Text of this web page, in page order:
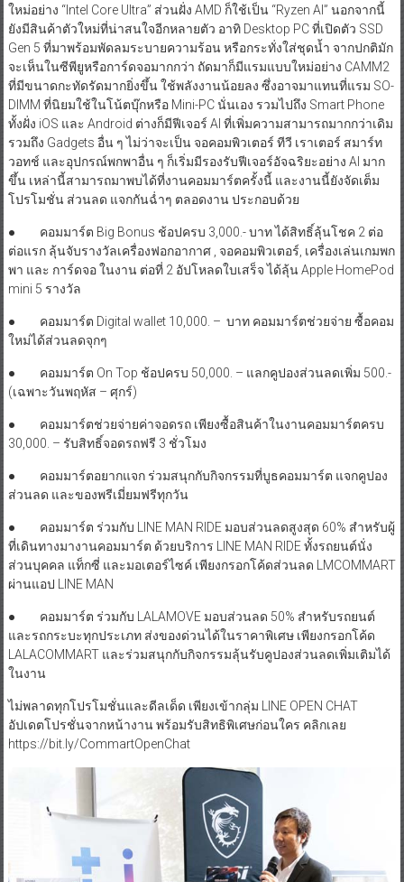
ใหม่อย่าง “Intel Core Ultra” ส่วนฝั่ง AMD ก็ใช้เป็น “Ryzen AI” นอกจากนี้
ยังมีสินค้าตัวใหม่ที่น่าสนใจอีกหลายตัว อาทิ Desktop PC ที่เปิดตัว SSD
Gen 5 ที่มาพร้อมพัดลมระบายความร้อน หรือกระทั่งใส่ชุดน้ำ จากปกติมัก
จะเห็นในซีพียูหรือการ์ดจอมากกว่า ถัดมาก็มีแรมแบบใหม่อย่าง CAMM2
ที่มีขนาดกะทัดรัดมากยิ่งขึ้น ใช้พลังงานน้อยลง ซึ่งอาจมาแทนที่แรม SO-
DIMM ที่นิยมใช้ในโน้ตบุ๊กหรือ Mini-PC นั่นเอง รวมไปถึง Smart Phone
ทั้งฝั่ง iOS และ Android ต่างก็มีฟีเจอร์ AI ที่เพิ่มความสามารถมากกว่าเดิม
รวมถึง Gadgets อื่น ๆ ไม่ว่าจะเป็น จอคอมพิวเตอร์ ทีวี เราเตอร์ สมาร์ท
วอทช์ และอุปกรณ์พกพาอื่น ๆ ก็เริ่มมีรองรับฟีเจอร์อัจฉริยะอย่าง AI มาก
ขึ้น เหล่านี้สามารถมาพบได้ที่งานคอมมาร์ตครั้งนี้ และงานนี้ยังจัดเต็ม
โปรโมชั่น ส่วนลด แจกกันฉ่ำๆ ตลอดงาน ประกอบด้วย
● คอมมาร์ต Big Bonus ช้อปครบ 3,000.- บาท ได้สิทธิ์ลุ้นโชค 2 ต่อ
ต่อแรก ลุ้นจับรางวัลเครื่องฟอกอากาศ , จอคอมพิวเตอร์, เครื่องเล่นเกมพก
พา และ การ์ดจอ ในงาน ต่อที่ 2 อัปโหลดใบเสร็จ ได้ลุ้น Apple HomePod
mini 5 รางวัล
● คอมมาร์ต Digital wallet 10,000. – บาท คอมมาร์ตช่วยจ่าย ซื้อคอม
ใหม่ได้ส่วนลดจุกๆ
● คอมมาร์ต On Top ช้อปครบ 50,000. – แลกคูปองส่วนลดเพิ่ม 500.-
(เฉพาะวันพฤหัส – ศุกร์)
● คอมมาร์ตช่วยจ่ายค่าจอดรถ เพียงซื้อสินค้าในงานคอมมาร์ตครบ
30,000. – รับสิทธิ์จอดรถฟรี 3 ชั่วโมง
● คอมมาร์ตอยากแจก ร่วมสนุกกับกิจกรรมที่บูธคอมมาร์ต แจกคูปอง
ส่วนลด และของพรีเมี่ยมฟรีทุกวัน
● คอมมาร์ต ร่วมกับ LINE MAN RIDE มอบส่วนลดสูงสุด 60% สำหรับผู้
ที่เดินทางมางานคอมมาร์ต ด้วยบริการ LINE MAN RIDE ทั้งรถยนต์นั่ง
ส่วนบุคคล แท็กซี่ และมอเตอร์ไซค์ เพียงกรอกโค้ดส่วนลด LMCOMMART
ผ่านแอป LINE MAN
● คอมมาร์ต ร่วมกับ LALAMOVE มอบส่วนลด 50% สำหรับรถยนต์
และรถกระบะทุกประเภท ส่งของด่วนได้ในราคาพิเศษ เพียงกรอกโค้ด
LALACOMMART และร่วมสนุกกับกิจกรรมลุ้นรับคูปองส่วนลดเพิ่มเติมได้
ในงาน
ไม่พลาดทุกโปรโมชั่นและดีลเด็ด เพียงเข้ากลุ่ม LINE OPEN CHAT
อัปเดตโปรชั่นจากหน้างาน พร้อมรับสิทธิพิเศษก่อนใคร คลิกเลย
https://bit.ly/CommartOpenChat